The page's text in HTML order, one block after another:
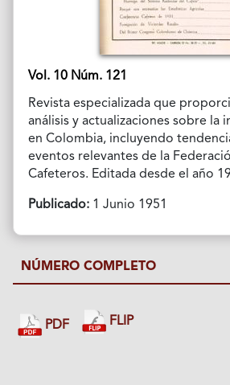
Vol. 10 Núm. 121
Revista especializada que
análisis y actualizaciones sobre la
en Colombia, incluyendo
eventos relevantes de la
Cafeteros. Editada desde el año
Publicado:1 Junio 1951
NÚMERO COMPLETO
PDF FLIP